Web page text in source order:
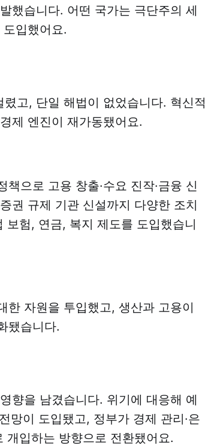
했습니다. 어떤 국가는 극단주의 세
입했어요.
고, 단일 해법이 없었습니다. 혁신적
제 엔진이 재가동됐어요.
으로 고용 창출·수요 진작·금융 신
권 규제 기관 신설까지 다양한 조치
험, 연금, 복지 제도를 도입했습니
한 자원을 투입했고, 생산과 고용이
됐습니다.
향을 남겼습니다. 위기에 대응해 예
망이 도입됐고, 정부가 경제 관리·은
개입하는 방향으로 전환됐어요.